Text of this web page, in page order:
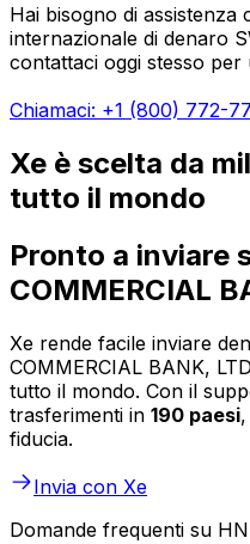
Hai bisogno di
internazionale di denaro
contattaci oggi stesso
Chiamaci: +1 (800) 772-
Xe è scelta da
tutto il mondo
Pronto a inviare
COMMERCIAL
Xe rende facile inviare
COMMERCIAL BANK,
tutto il mondo. Con il
trasferimenti in 190 paesi
fiducia.
Invia con Xe
Domande frequenti su